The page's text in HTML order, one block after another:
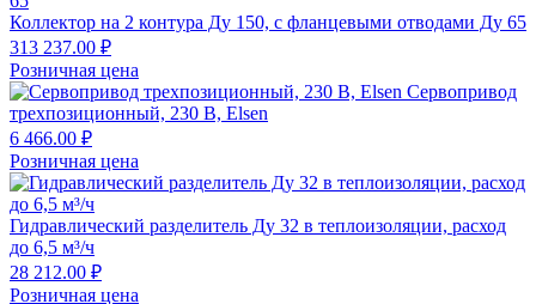
Коллектор на 2 контура Ду 150, с фланцевыми отводами Ду 65
313 237.00 ₽
Розничная цена
Сервопривод
трехпозиционный, 230 В, Elsen
6 466.00 ₽
Розничная цена
Гидравлический разделитель Ду 32 в теплоизоляции, расход
до 6,5 м³/ч
28 212.00 ₽
Розничная цена